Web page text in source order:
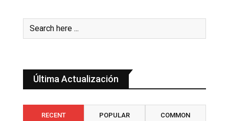
Última Actualización
RECENT POPULAR COMMON